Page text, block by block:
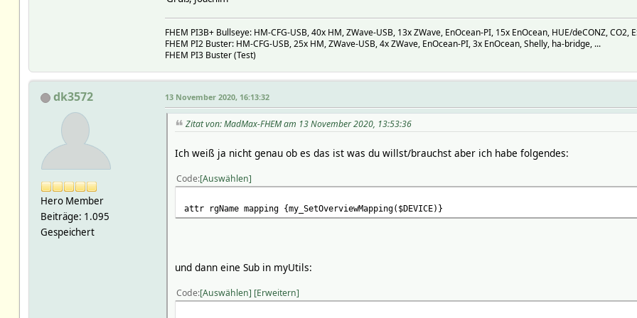
L01_SelfConsumption Eigenverbrauch
L01_SelfConsumptionQuote Eigenverbrauchsquote
L01_SelfSupply Eigenversorgung
TotalConsumption Aktueller Verbrauch
chargestatus Batterieladezustand
power_in Batterieladung
total_pac Aktuelle Leistung
positions:
SMA_Portal.L01_AutarkyQuote 6:1
SMA_Portal.L01_DirectConsumption 7:1
SMA_Portal.L01_DirectConsumptionQuote 8:1
SMA_Portal.L01_SelfConsumption 9:1
SMA_Portal.L01_SelfConsumptionQuote 10:1
SMA_Portal.L01_SelfSupply 11:1
SMA_Portal.L11_Day_2020-11-09_BackupIn 12:2
SMA_Portal.L11_Day_2020-11-09_Energy 2:2
SMA_Portal.L11_Day_2020-11-09_FeedIn 5:2
SMA_Portal.L11_Day_2020-11-09_GridConsumption 4:2
SMA_Portal.L11_Day_2020-11-09_SelfConsumption 9:2
return $roomname;
}
FHEM PI3B+ Bullseye: HM-CFG-USB, 40x HM, ZWave-USB, 13x ZWave, EnOcean-PI, 15x EnOcean, HUE/deCONZ, CO2,
FHEM PI2 Buster: HM-CFG-USB, 25x HM, ZWave-USB, 4x ZWave, EnOcean-PI, 3x EnOcean, Shelly, ha-bridge, ...
FHEM PI3 Buster (Test)
dk3572
Hero Member
Beiträge: 1.095
Gespeichert
13 November 2020, 16:13:32
Zitat von: MadMax-FHEM am 13 November 2020, 13:53:36
Ich weiß ja nicht genau ob es das ist was du willst/brauchst aber ich habe folgendes:
Code Auswählen
attr rgName mapping {my_SetOverviewMapping($DEVICE)}
und dann eine Sub in myUtils:
Code Auswählen Erweitern